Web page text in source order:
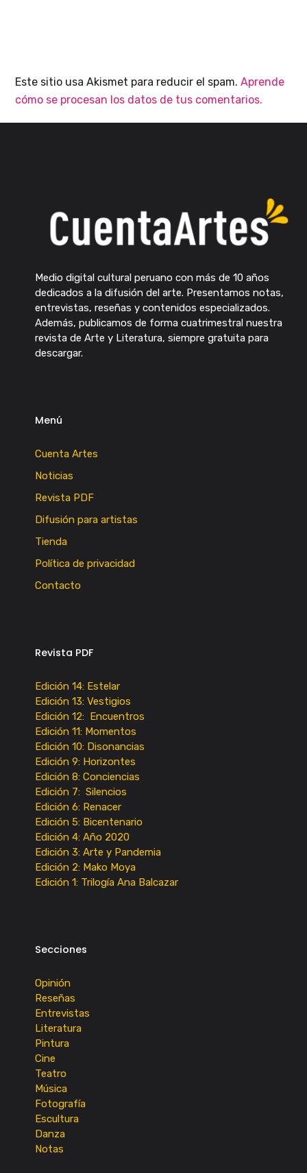
Este sitio usa Akismet para reducir el spam.Aprende
cómo se procesan los datos de tus comentarios.
Medio digital cultural peruano con más de 10 años
dedicados a la difusión del arte. Presentamos notas,
entrevistas, reseñas y contenidos especializados.
Además, publicamos de forma cuatrimestral nuestra
revista de Arte y Literatura, siempre gratuita para
descargar.
Menú
Cuenta Artes
Noticias
Revista PDF
Difusión para artistas
Tienda
Política de privacidad
Contacto
Revista PDF
Edición 14: Estelar
Edición 13: Vestigios
Edición 12: Encuentros
Edición 11: Momentos
Edición 10: Disonancias
Edición 9: Horizontes
Edición 8: Conciencias
Edición 7: Silencios
Edición 6: Renacer
Edición 5: Bicentenario
Edición 4: Año 2020
Edición 3: Arte y Pandemia
Edición 2: Mako Moya
Edición 1: Trilogía Ana Balcazar
Secciones
Opinión
Reseñas
Entrevistas
Literatura
Pintura
Cine
Teatro
Música
Fotografía
Escultura
Danza
Notas